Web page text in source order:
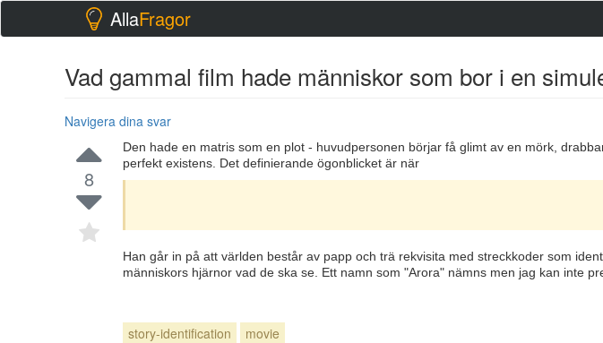
AllaFragor
Vad gammal film hade människor som bor i en
Navigera dina svar
8
Den hade en matris som en plot - huvudpersonen börjar få glimt av en mörk,
perfekt existens. Det definierande ögonblicket är när
Han går in på att världen består av papp och trä rekvisita med streckkoder som
människors hjärnor vad de ska se. Ett namn som "Arora" nämns men jag kan inte
story-identification movie